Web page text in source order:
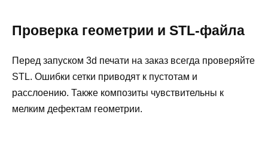
Проверка геометрии и STL-файла
Перед запуском 3d печати на заказ всегда проверяйте
STL. Ошибки сетки приводят к пустотам и
расслоению. Также композиты чувствительны к
мелким дефектам геометрии.